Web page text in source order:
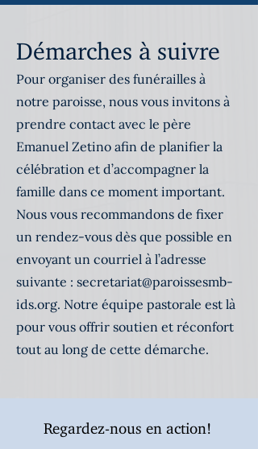
Démarches à suivre
Pour organiser des funérailles à
notre paroisse, nous vous invitons à
prendre contact avec le père
Emanuel Zetino afin de planifier la
célébration et d’accompagner la
famille dans ce moment important.
Nous vous recommandons de fixer
un rendez-vous dès que possible en
envoyant un courriel à l’adresse
suivante : secretariat@paroissesmb-
ids.org. Notre équipe pastorale est là
pour vous offrir soutien et réconfort
tout au long de cette démarche.
Regardez-nous en action!